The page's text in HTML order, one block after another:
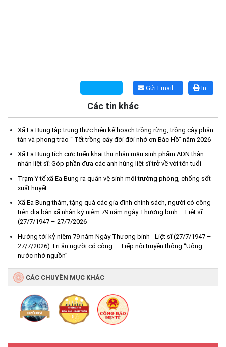
In
Gửi Email
Các tin khác
Xã Ea Bung tập trung thực hiện kế hoạch trồng rừng, trồng cây phân
tán và phong trào “ Tết trồng cây đời đời nhớ ơn Bác Hồ” năm 2026
Xã Ea Bung tích cực triển khai thu nhận mẫu sinh phẩm ADN thân
nhân liệt sĩ: Góp phần đưa các anh hùng liệt sĩ trở về với tên tuổi
Trạm Y tế xã Ea Bung ra quân vệ sinh môi trường phòng, chống sốt
xuất huyết
Xã Ea Bung thăm, tặng quà các gia đình chính sách, người có công
trên địa bàn xã nhân kỷ niệm 79 năm ngày Thương binh – Liệt sĩ
(27/7/1947 – 27/7/2026
Hướng tới kỷ niệm 79 năm Ngày Thương binh - Liệt sĩ (27/7/1947 –
27/7/2026) Tri ân người có công – Tiếp nối truyền thống “Uống
nước nhớ nguồn”
CÁC CHUYÊN MỤC KHÁC
Hưởng ứng cao điểm tuần lễ truyền thông Lễ hội Sầu riêng Đắk
Lắk 2026
(07/08/2026)
Xã Ea Bung tổ chức Lễ mít tinh phát động hưởng ứng Ngày An
ninh mạng Việt Nam năm 2026
(06/08/2026)
hoang dã